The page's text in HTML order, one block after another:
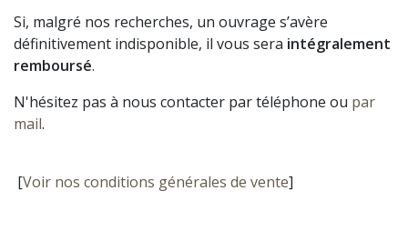
Si, malgré nos recherches, un ouvrage s’avère
définitivement indisponible, il vous sera intégralement
remboursé.
N'hésitez pas à nous contacter par téléphone ou par
mail.
[Voir nos conditions générales de vente]